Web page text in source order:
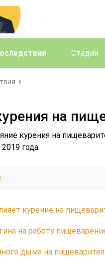
Стадии
на
курения на
года.
курение на
на работу
дыма на